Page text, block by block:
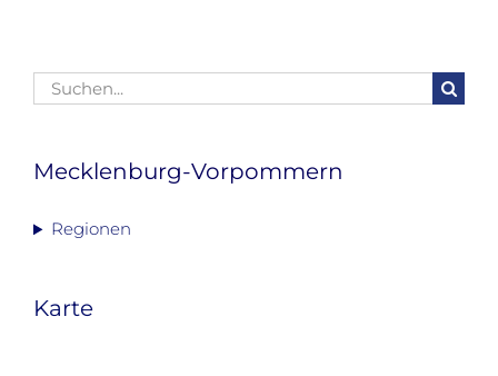
Suche
nach:
Mecklenburg-Vorpommern
Regionen
Karte